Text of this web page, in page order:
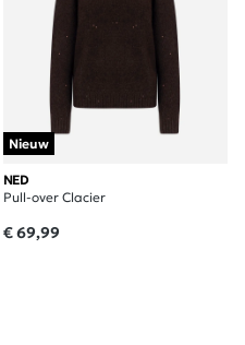
Nieuw
NED
Pull-over Clacier
€ 69,99